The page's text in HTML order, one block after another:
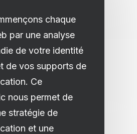
chaque
par une analyse
de votre identité
de vos supports de
Ce
nous permet de
stratégie de
et une